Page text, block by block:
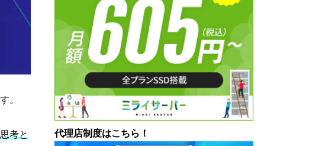
。
考と
代理店制度はこちら！